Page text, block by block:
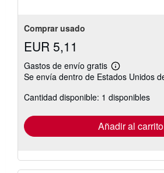
Comprar usado
EUR 5,11
Gastos de envío gratis
Más
información
las
tarifas
envío
Se envía dentro de Estados Unidos
Cantidad disponible: 1 disponibles
Añadir al carrito